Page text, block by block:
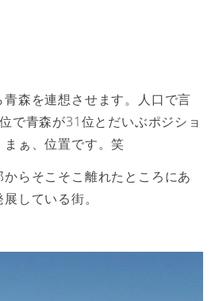
森を連想させます。人口で言
で青森が31位とだいぶポジショ
ぁ、位置です。笑
らそこそこ離れたところにあ
している街。